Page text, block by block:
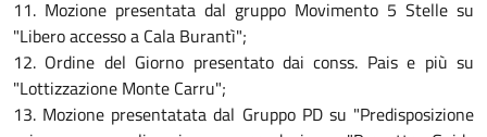
11. Mozione presentata dal gruppo Movimento 5 Stelle su
"Libero accesso a Cala Burantì";
12. Ordine del Giorno presentato dai conss. Pais e più su
"Lottizzazione Monte Carru";
13. Mozione presentatata dal Gruppo PD su "Predisposizione